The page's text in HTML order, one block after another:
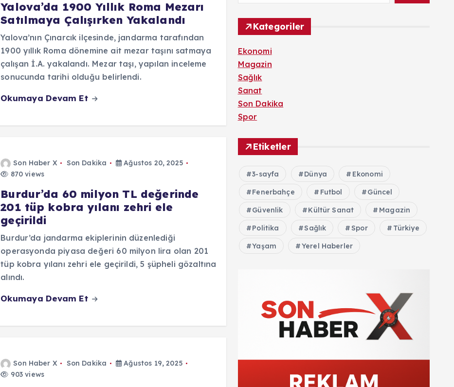
Yalova’da 1900 Yıllık Roma Mezarı
Satılmaya Çalışırken Yakalandı
Yalova’nın Çınarcık ilçesinde, jandarma tarafından
1900 yıllık Roma dönemine ait mezar taşını satmaya
çalışan İ.A. yakalandı. Mezar taşı, yapılan inceleme
sonucunda tarihi olduğu belirlendi.
Okumaya Devam Et
Son Haber X Son Dakika
Ağustos 20, 2025
870 views
Burdur’da 60 milyon TL değerinde
201 tüp kobra yılanı zehri ele
geçirildi
Burdur’da jandarma ekiplerinin düzenlediği
operasyonda piyasa değeri 60 milyon lira olan 201
tüp kobra yılanı zehri ele geçirildi, 5 şüpheli gözaltına
alındı.
Okumaya Devam Et
Son Haber X Son Dakika
Ağustos 19, 2025
903 views
Kategoriler
Ekonomi
Magazin
Sağlık
Sanat
Son Dakika
Spor
Etiketler
3-sayfa Dünya Ekonomi
Fenerbahçe Futbol Güncel
Güvenlik Kültür Sanat Magazin
Politika Sağlık Spor Türkiye
Yaşam Yerel Haberler